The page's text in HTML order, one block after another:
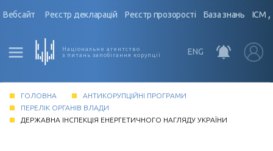
Вебсайт Реєстр декларацій Реєстр прозорості База знань ІСМ
Національне агентство
з питань запобігання корупції
ENG
ГОЛОВНА
АНТИКОРУПЦІЙНІ ПРОГРАМИ
ПЕРЕЛІК ОРГАНІВ ВЛАДИ
ДЕРЖАВНА ІНСПЕКЦІЯ ЕНЕРГЕТИЧНОГО НАГЛЯДУ УКРАЇНИ